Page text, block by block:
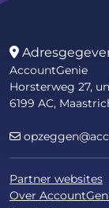
AccountGenie
Horsterweg 27,
6199 AC,
Partner websites
Over